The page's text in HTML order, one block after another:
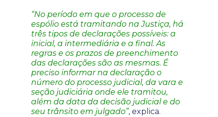
“No período em que o processo de
espólio está tramitando na Justiça, há
três tipos de declarações possíveis: a
inicial, a intermediária e a final. As
regras e os prazos de preenchimento
das declarações são as mesmas. É
preciso informar na declaração o
número do processo judicial, da vara e
seção judiciária onde ele tramitou,
além da data da decisão judicial e do
seu trânsito em julgado”, explica.